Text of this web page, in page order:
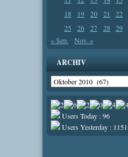
18
19 20 21 22
25
26 27 28 29
« Sep.
Nov. »
ARCHIV
Archiv
Users Today : 96
Users Yesterday : 1151